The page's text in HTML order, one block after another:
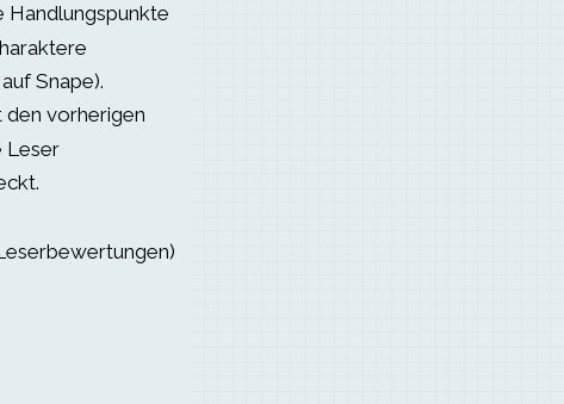
Handlungspunkte
Snape).
vorherigen
Leser